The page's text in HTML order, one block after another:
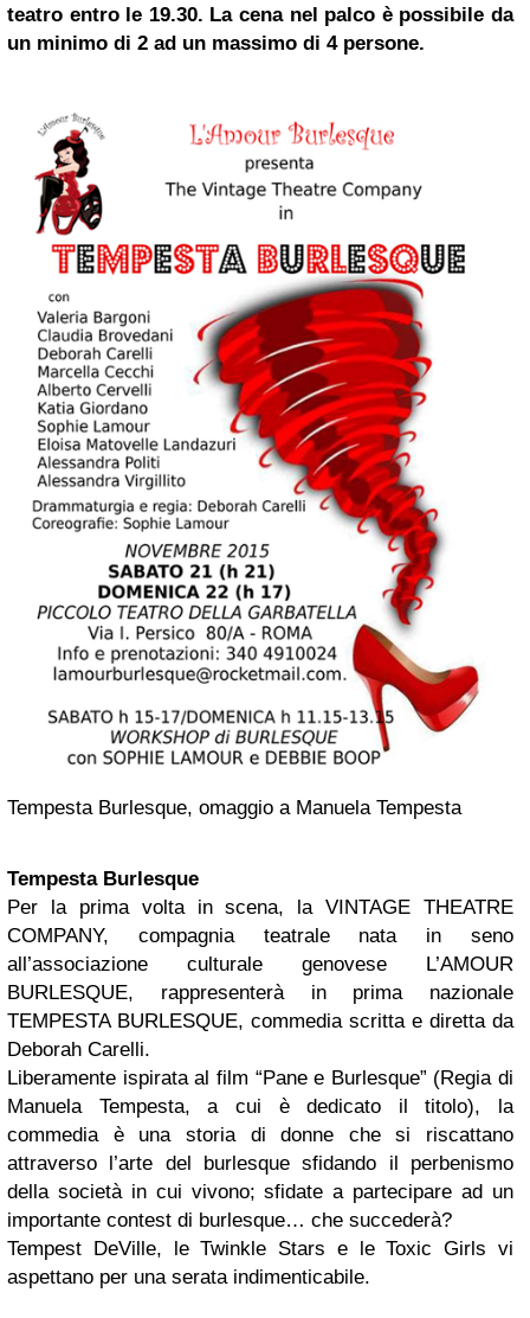
teatro entro le 19.30. La cena nel palco è possibile da
un minimo di 2 ad un massimo di 4 persone.
Tempesta Burlesque, omaggio a Manuela Tempesta
Tempesta Burlesque
Per la prima volta in scena, la VINTAGE THEATRE
COMPANY, compagnia teatrale nata in seno
all’associazione culturale genovese L’AMOUR
BURLESQUE, rappresenterà in prima nazionale
TEMPESTA BURLESQUE, commedia scritta e diretta da
Deborah Carelli.
Liberamente ispirata al film “Pane e Burlesque” (Regia di
Manuela Tempesta, a cui è dedicato il titolo), la
commedia è una storia di donne che si riscattano
attraverso l’arte del burlesque sfidando il perbenismo
della società in cui vivono; sfidate a partecipare ad un
importante contest di burlesque… che succederà?
Tempest DeVille, le Twinkle Stars e le Toxic Girls vi
aspettano per una serata indimenticabile.